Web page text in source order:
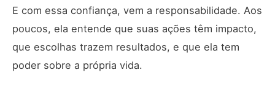
E com essa confiança, vem a responsabilidade. Aos
poucos, ela entende que suas ações têm impacto,
que escolhas trazem resultados, e que ela tem
poder sobre a própria vida.